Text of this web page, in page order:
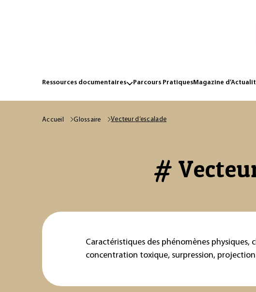
Ressources documentaires Parcours PratiquesMagazine
Accueil Glossaire Vecteur d’escalade
#
Caractéristiques des phénomènes physiques,
concentration toxique, surpression, projection